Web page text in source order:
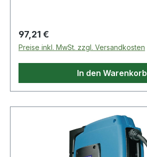
Regulärer Preis:
97,21 €
Preise inkl. MwSt. zzgl. Versandkosten
In den Warenkorb